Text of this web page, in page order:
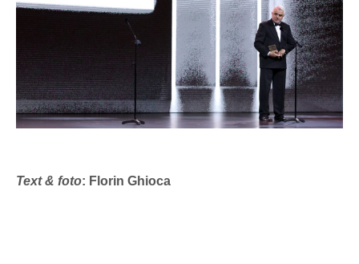
Text & foto: Florin Ghioca